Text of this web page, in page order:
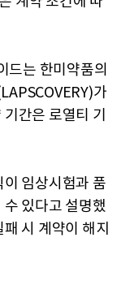
드는 한미약품의
가
간은 로열티 기
임상시험과 품
있다고 설명했
시 계약이 해지